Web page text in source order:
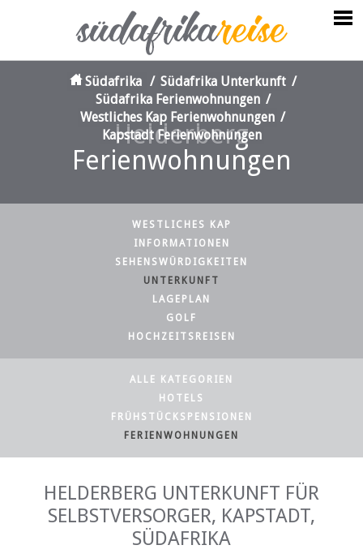
Helderberg
Ferienwohnungen
Südafrika / Südafrika Unterkunft /
Südafrika Ferienwohnungen /
Westliches Kap Ferienwohnungen /
Kapstadt Ferienwohnungen
WESTLICHES KAP
INFORMATIONEN
SEHENSWÜRDIGKEITEN
UNTERKUNFT
LAGEPLAN
GOLF
HOCHZEITSREISEN
ALLE KATEGORIEN
HOTELS
FRÜHSTÜCKSPENSIONEN
FERIENWOHNUNGEN
HELDERBERG UNTERKUNFT FÜR
SELBSTVERSORGER, KAPSTADT,
SÜDAFRIKA